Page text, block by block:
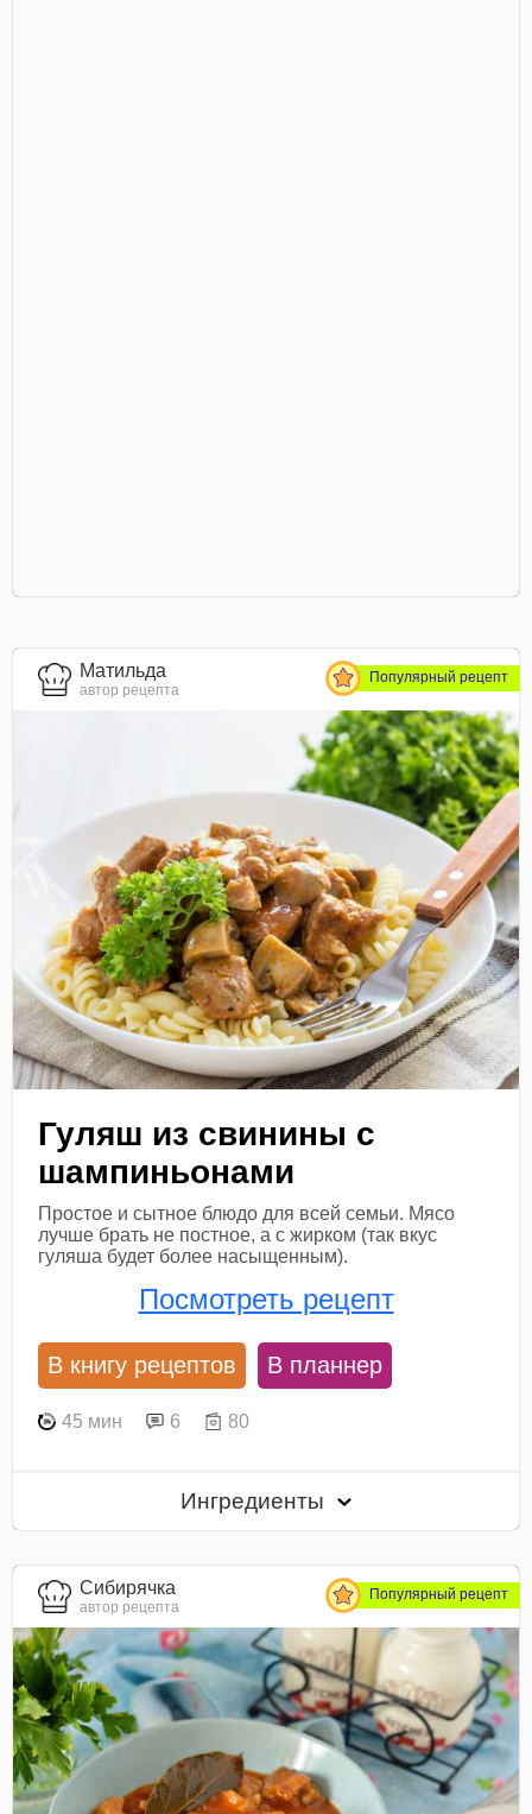
Матильда
автор рецепта
Популярный рецепт
Гуляш из свинины с
шампиньонами
Простое и сытное блюдо для всей семьи. Мясо
лучше брать не постное, а с жирком (так вкус
гуляша будет более насыщенным).
Посмотреть рецепт
В книгу рецептов В планнер
45 мин 6 80
Ингредиенты
Сибирячка
автор рецепта
Популярный рецепт